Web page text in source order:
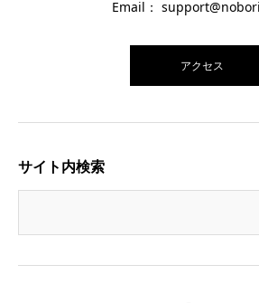
Email：
アクセス
サイト内検索